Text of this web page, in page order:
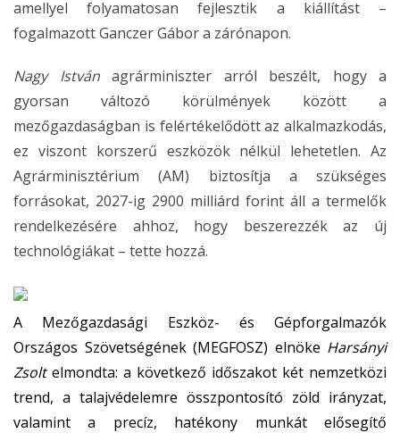
amellyel folyamatosan fejlesztik a kiállítást –
fogalmazott Ganczer Gábor a zárónapon.
Nagy Istvánagrárminiszter arról beszélt, hogy a
gyorsan változó körülmények között a
mezőgazdaságban is felértékelődött az alkalmazkodás,
ez viszont korszerű eszközök nélkül lehetetlen. Az
Agrárminisztérium (AM) biztosítja a szükséges
forrásokat, 2027-ig 2900 milliárd forint áll a termelők
rendelkezésére ahhoz, hogy beszerezzék az új
technológiákat – tette hozzá.
A Mezőgazdasági Eszköz- és Gépforgalmazók
Országos Szövetségének (MEGFOSZ) elnöke Harsányi
Zsoltelmondta: a következő időszakot két nemzetközi
trend, a talajvédelemre összpontosító zöld irányzat,
valamint a precíz, hatékony munkát elősegítő